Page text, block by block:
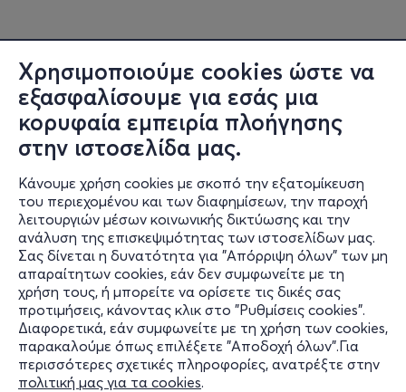
Χρησιμοποιούμε cookies ώστε να
εξασφαλίσουμε για εσάς μια
κορυφαία εμπειρία πλοήγησης
στην ιστοσελίδα μας.
Κάνουμε χρήση cookies με σκοπό την εξατομίκευση
του περιεχομένου και των διαφημίσεων, την παροχή
λειτουργιών μέσων κοινωνικής δικτύωσης και την
ανάλυση της επισκεψιμότητας των ιστοσελίδων μας.
Σας δίνεται η δυνατότητα για "Απόρριψη όλων" των μη
απαραίτητων cookies, εάν δεν συμφωνείτε με τη
χρήση τους, ή μπορείτε να ορίσετε τις δικές σας
προτιμήσεις, κάνοντας κλικ στο "Ρυθμίσεις cookies".
Διαφορετικά, εάν συμφωνείτε με τη χρήση των cookies,
παρακαλούμε όπως επιλέξετε "Αποδοχή όλων".Για
περισσότερες σχετικές πληροφορίες, ανατρέξτε στην
πολιτική μας για τα cookies.